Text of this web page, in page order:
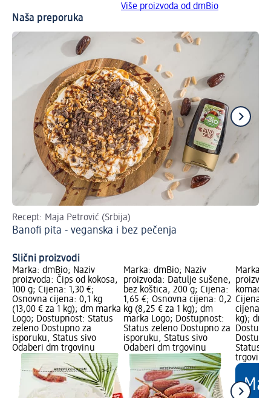
Više proizvoda od dmBio
Naša preporuka
Recept: Maja Petrović (Srbija)
Banofi pita - veganska i bez pečenja
Slični proizvodi
Marka: dmBio; Naziv
proizvoda: Čips od kokosa,
100 g; Cijena: 1,30 €;
Osnovna cijena: 0,1 kg
(13,00 € za 1 kg); dm marka
Logo; Dostupnost: Status
zeleno Dostupno za
isporuku, Status sivo
Odaberi dm trgovinu
Marka: dmBio; Naziv
proizvoda: Datulje sušene,
bez koštica, 200 g; Cijena:
1,65 €; Osnovna cijena: 0,2
kg (8,25 € za 1 kg); dm
marka Logo; Dostupnost:
Status zeleno Dostupno za
isporuku, Status sivo
Odaberi dm trgovinu
Marka:
Cijena:
cijena:
kg); dm
Status
trgovinu